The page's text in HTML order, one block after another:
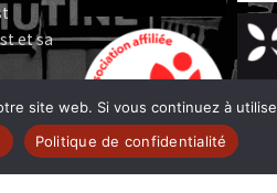
et sa
site web. Si vous continuez à
Politique de confidentialité